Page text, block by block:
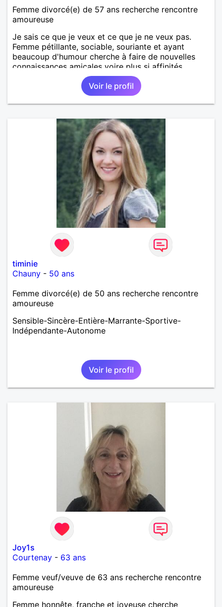
Femme divorcé(e) de 57 ans recherche rencontre
amoureuse
Je sais ce que je veux et ce que je ne veux pas.
Femme pétillante, sociable, souriante et ayant
beaucoup d'humour cherche à faire de nouvelles
connaissances amicales voire plus si affinités.
Voir le profil
timinie
Chauny - 50 ans
Femme divorcé(e) de 50 ans recherche rencontre
amoureuse
Sensible-Sincère-Entière-Marrante-Sportive-
Indépendante-Autonome
Voir le profil
Joy1s
Courtenay - 63 ans
Femme veuf/veuve de 63 ans recherche rencontre
amoureuse
Femme honnête, franche et joyeuse cherche